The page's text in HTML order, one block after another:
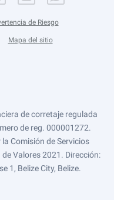
de Riesgo
Mapa del sitio
de corretaje regulada
de reg. 000001272.
Comisión de Servicios
Valores 2021. Dirección:
1, Belize City, Belize.